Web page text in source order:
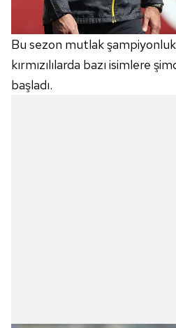
Bu sezon mutlak
kırmızılılarda bazı isimlere
başladı.